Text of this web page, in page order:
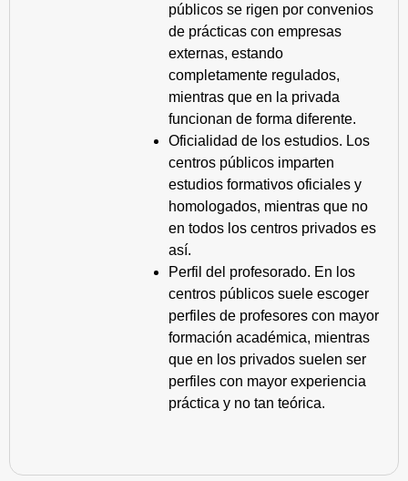
públicos se rigen por convenios
de prácticas con empresas
externas, estando
completamente regulados,
mientras que en la privada
funcionan de forma diferente.
Oficialidad de los estudios. Los
centros públicos imparten
estudios formativos oficiales y
homologados, mientras que no
en todos los centros privados es
así.
Perfil del profesorado. En los
centros públicos suele escoger
perfiles de profesores con mayor
formación académica, mientras
que en los privados suelen ser
perfiles con mayor experiencia
práctica y no tan teórica.